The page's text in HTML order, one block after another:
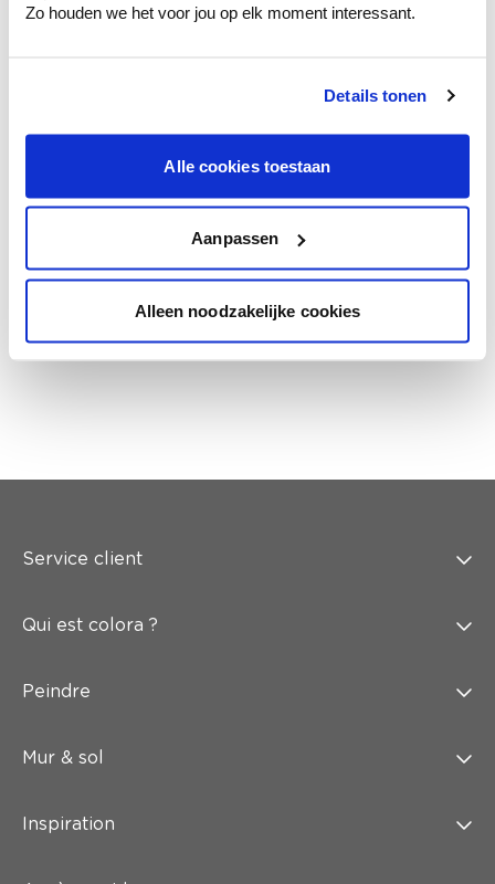
Zo houden we het voor jou op elk moment interessant.
Details tonen
Alle cookies toestaan
Aanpassen
Alleen noodzakelijke cookies
Conseil couleur à domicile
l'éclairage et de votre mobilier.
Obtenez un contrôle technologique de vos
murs.
Service client
Qui est colora ?
Peindre
Mur & sol
Inspiration